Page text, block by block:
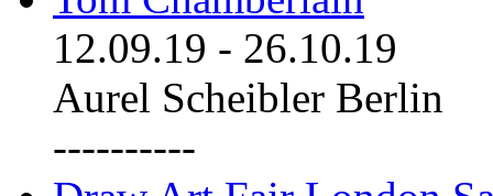
12.09.19 - 26.10.19
Aurel Scheibler Berlin
----------